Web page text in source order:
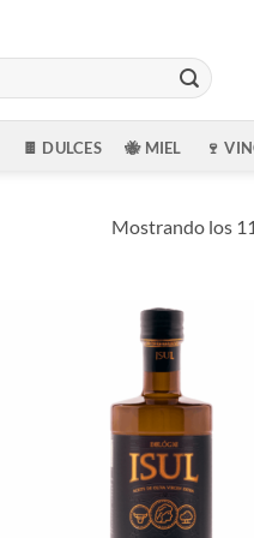
🍫 DULCES 🐝 MIEL 🍷
Mostrando los